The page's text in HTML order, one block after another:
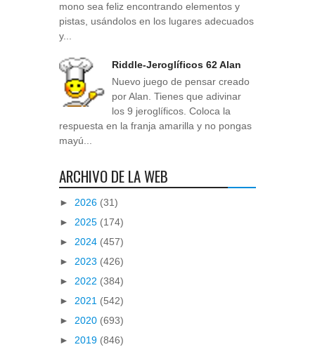
mono sea feliz encontrando elementos y
pistas, usándolos en los lugares adecuados
y...
Riddle-Jeroglíficos 62 Alan
Nuevo juego de pensar creado
por Alan. Tienes que adivinar
los 9 jeroglíficos. Coloca la
respuesta en la franja amarilla y no pongas
mayú...
ARCHIVO DE LA WEB
► 2026 (31)
► 2025 (174)
► 2024 (457)
► 2023 (426)
► 2022 (384)
► 2021 (542)
► 2020 (693)
► 2019 (846)